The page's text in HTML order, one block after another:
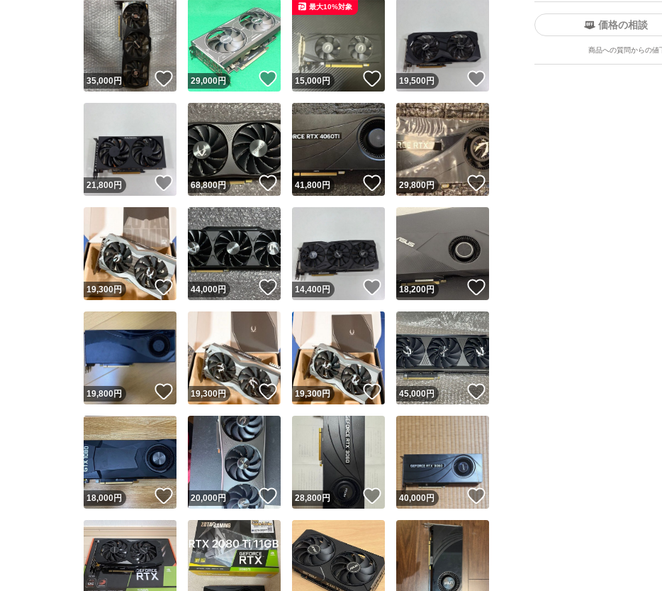
ユーザーの実績について
Yahoo!フリマが定めた一定の基準を満たしたユーザーにバッジを付与しています
安心取引出品者
安心取引出品者 Yahoo!フリマの基準をクリアした安心・安全なユーザーです
取引実績
取引実績◯+ このユーザーはYahoo!フリマの取引を完了させた実績があります
他フリマ実績◯+ このユーザーは他フリマサービスでの取引実績があります
スピード&安心発送
※このバッジは実績に基づく表示であり、発送を保証しているものではありません
スピード＆安心発送
このユーザーは高頻度で24時間以内＆設定した発送日数内に発送して
ます
スピード発送 このユーザーは高頻度で24時間以内に発送しています
安心発送 このユーザーは設定した発送日数内に発送しています
価格の相談
商品への質問からの値
この商品の情報をコピーします
商品画像の 無断転載は禁止されています
コピーは
1商品につき1回です
出品ページへ
キャンセル
35,000円 いいね！
29,000円 いいね！
15,000円 いいね！
最大10%対象
19,500円
21,800円 いいね！
68,800円 いいね！
41,800円 いいね！
29,800円 いいね！
19,300円 いいね！
44,000円 いいね！
14,400円 いいね！
18,200円
19,800円 いいね！
19,300円 いいね！
19,300円 いいね！
45,000円 いいね！
18,000円 いいね！
20,000円 いいね！
28,800円 いいね！
40,000円 いいね！